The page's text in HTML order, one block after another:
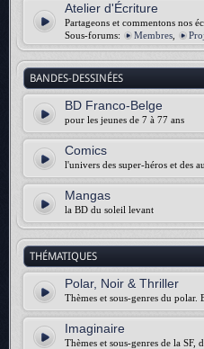
Atelier d'Écriture
Partageons et commentons nos
Sous-forums:
Membres
BANDES-DESSINÉES
BD Franco-Belge
pour les jeunes de 7 à 77 ans
Comics
l'univers des super-héros et des
Mangas
la BD du soleil levant
THÉMATIQUES
Polar, Noir & Thriller
Thèmes et sous-genres du
Imaginaire
Thèmes et sous-genres de la